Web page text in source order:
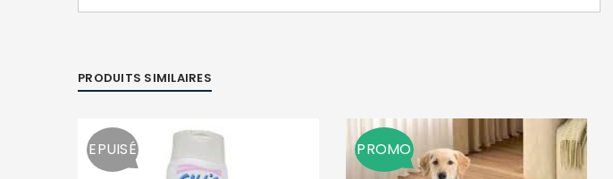
PRODUITS SIMILAIRES
EPUISÉ PROMO